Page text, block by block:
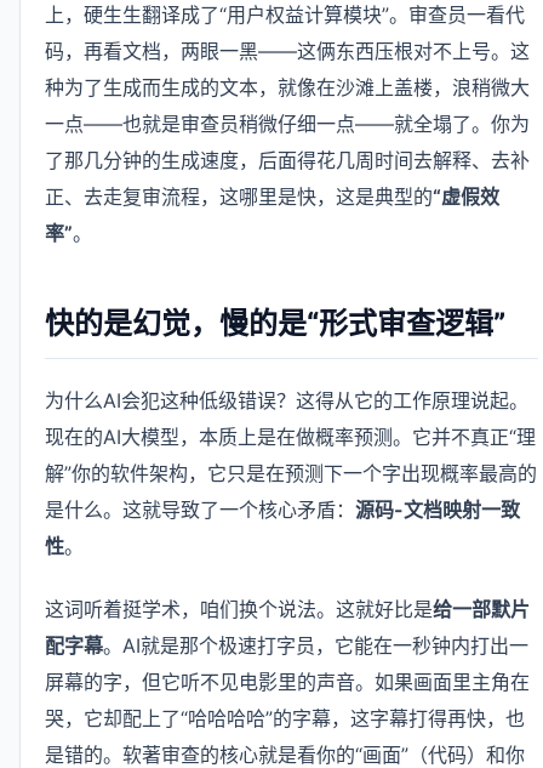
上，硬生生翻译成了“用户权益计算模块”。审查员一看代
码，再看文档，两眼一黑——这俩东西压根对不上号。这
种为了生成而生成的文本，就像在沙滩上盖楼，浪稍微大
一点——也就是审查员稍微仔细一点——就全塌了。你为
了那几分钟的生成速度，后面得花几周时间去解释、去补
正、去走复审流程，这哪里是快，这是典型的“虚假效
率”。
快的是幻觉，慢的是“形式审查逻辑”
为什么AI会犯这种低级错误？这得从它的工作原理说起。
现在的AI大模型，本质上是在做概率预测。它并不真正“理
解”你的软件架构，它只是在预测下一个字出现概率最高的
是什么。这就导致了一个核心矛盾： 源码-文档映射一致
性。
这词听着挺学术，咱们换个说法。这就好比是给一部默片
配字幕。AI就是那个极速打字员，它能在一秒钟内打出一
屏幕的字，但它听不见电影里的声音。如果画面里主角在
哭，它却配上了“哈哈哈哈”的字幕，这字幕打得再快，也
是错的。软著审查的核心就是看你的“画面”（代码）和你